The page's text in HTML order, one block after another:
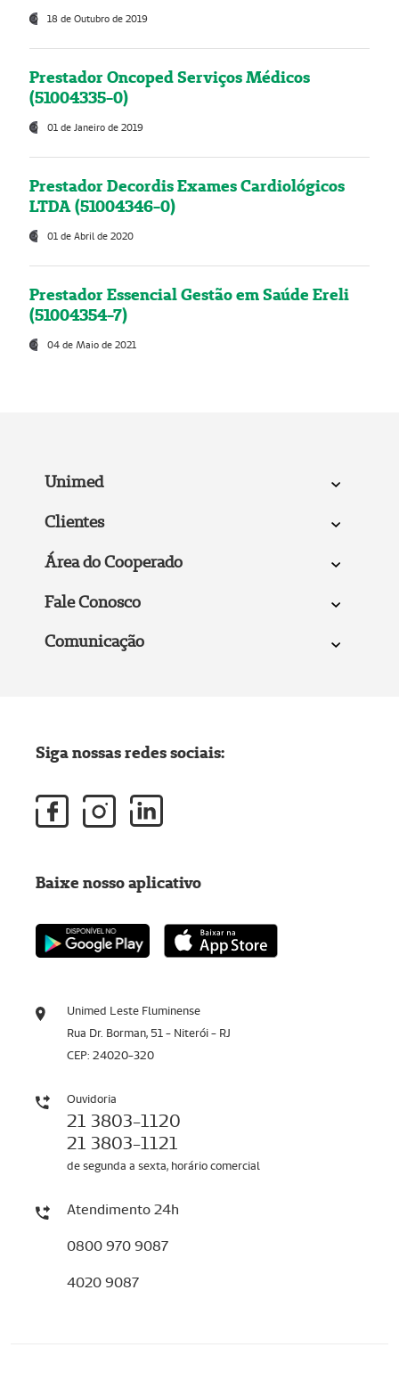
18 de Outubro de 2019
Prestador Oncoped Serviços Médicos
(51004335-0)
01 de Janeiro de 2019
Prestador Decordis Exames Cardiológicos
LTDA (51004346-0)
01 de Abril de 2020
Prestador Essencial Gestão em Saúde Ereli
(51004354-7)
04 de Maio de 2021
Unimed
Clientes
Área do Cooperado
Fale Conosco
Comunicação
Unimed Leste Fluminense
Rua Dr. Borman, 51 - Niterói - RJ
CEP: 24020-320
Ouvidoria
21 3803-1120
21 3803-1121
de segunda a sexta, horário comercial
Atendimento 24h
0800 970 9087
4020 9087
Siga nossas redes sociais:
Baixe nosso aplicativo